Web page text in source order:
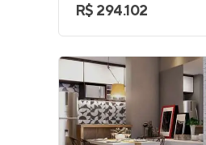
R$ 294.102